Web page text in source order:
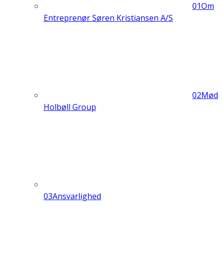
01Om
Entreprenør Søren Kristiansen A/S
02Mød
Holbøll Group
03Ansvarlighed